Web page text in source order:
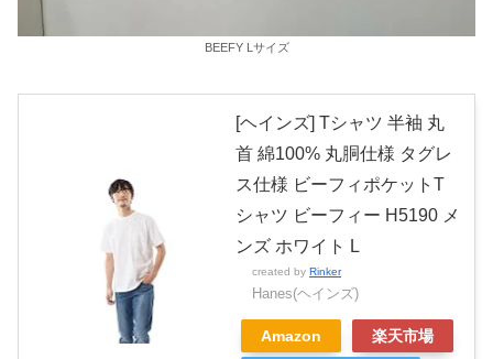
BEEFY Lサイズ
[ヘインズ] Tシャツ 半袖 丸
首 綿100% 丸胴仕様 タグレ
ス仕様 ビーフィポケットT
シャツ ビーフィー H5190 メ
ンズ ホワイト L
created by Rinker
Hanes(ヘインズ)
Amazon 楽天市場